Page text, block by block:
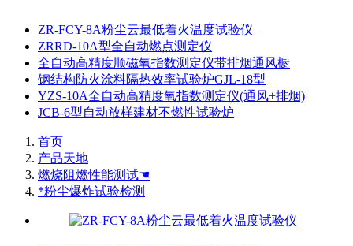
ZR-FCY-8A粉尘云最低着火温度试验仪
ZRRD-10A型全自动燃点测定仪
全自动高精度顺磁氧指数测定仪带排烟通风橱
钢结构防火涂料隔热效率试验炉GJL-18型
YZS-10A全自动高精度氧指数测定仪(通风+排烟)
JCB-6型自动放样建材不燃性试验炉
首页
产品天地
燃烧阻燃性能测试☚
*粉尘爆炸试验检测